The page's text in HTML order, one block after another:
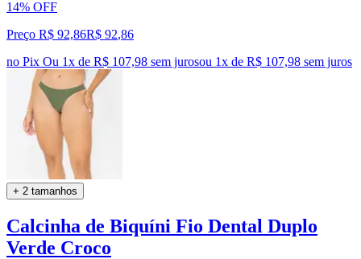
14% OFF
Preço R$ 92,86R$ 92,86
no Pix Ou 1x de R$ 107,98 sem jurosou 1x de R$ 107,98 sem juros
+ 2 tamanhos
Calcinha de Biquíni Fio Dental Duplo
Verde Croco